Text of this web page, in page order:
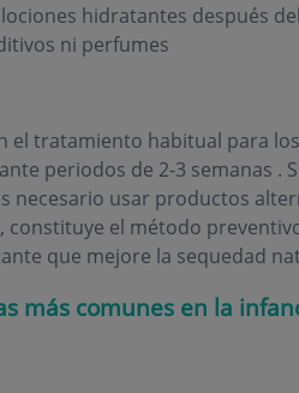
hidratantes después
ni perfumes
el tratamiento habitual para
periodos de 2-3 semanas .
necesario usar productos
constituye el método
que mejore la sequedad
más comunes en la